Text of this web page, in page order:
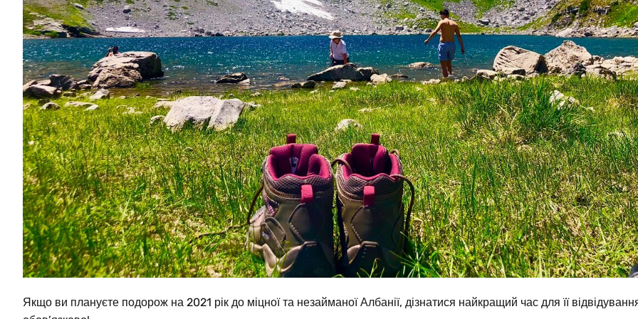
BS
NL
CS
Якщо ви плануєте подорож на 2021 рік до міцної та незайманої Албанії, дізнатися найкращий час для її